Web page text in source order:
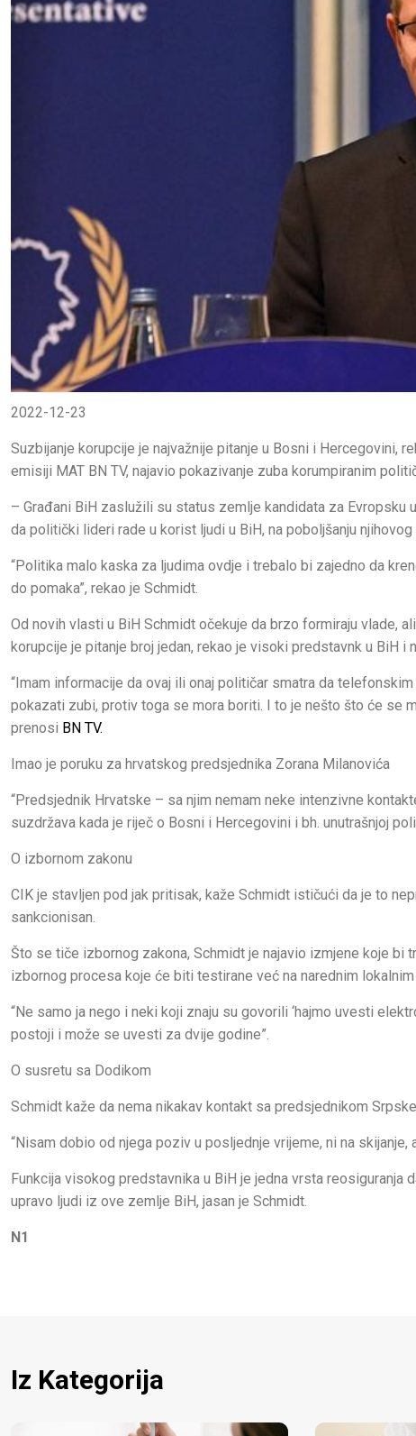
2022-12-23
Suzbijanje korupcije je najvažnije pitanje u Bosni i Hercegovini,
emisiji MAT BN TV, najavio pokazivanje zuba korumpiranim
– Građani BiH zaslužili su status zemlje kandidata za Evropsku
da politički lideri rade u korist ljudi u BiH, na poboljšanju njihovog
“Politika malo kaska za ljudima ovdje i trebalo bi zajedno da
do pomaka”, rekao je Schmidt.
Od novih vlasti u BiH Schmidt očekuje da brzo formiraju vlade,
korupcije je pitanje broj jedan, rekao je visoki predstavnk u BiH i
“Imam informacije da ovaj ili onaj političar smatra da
pokazati zubi, protiv toga se mora boriti. I to je nešto što će se
prenosi BN TV.
Imao je poruku za hrvatskog predsjednika Zorana Milanovića
“Predsjednik Hrvatske – sa njim nemam neke intenzivne
suzdržava kada je riječ o Bosni i Hercegovini i bh. unutrašnjoj
O izbornom zakonu
CIK je stavljen pod jak pritisak, kaže Schmidt ističući da je to
sankcionisan.
Što se tiče izbornog zakona, Schmidt je najavio izmjene koje bi
izbornog procesa koje će biti testirane već na narednim lokalnim
“Ne samo ja nego i neki koji znaju su govorili ‘hajmo uvesti
postoji i može se uvesti za dvije godine”.
O susretu sa Dodikom
Schmidt kaže da nema nikakav kontakt sa predsjednikom
“Nisam dobio od njega poziv u posljednje vrijeme, ni na
Funkcija visokog predstavnika u BiH je jedna vrsta reosiguranja
upravo ljudi iz ove zemlje BiH, jasan je Schmidt.
N1
Iz Kategorija